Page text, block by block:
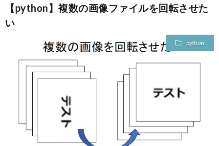
【python】複数の画像ファイルを回転させた
い
python